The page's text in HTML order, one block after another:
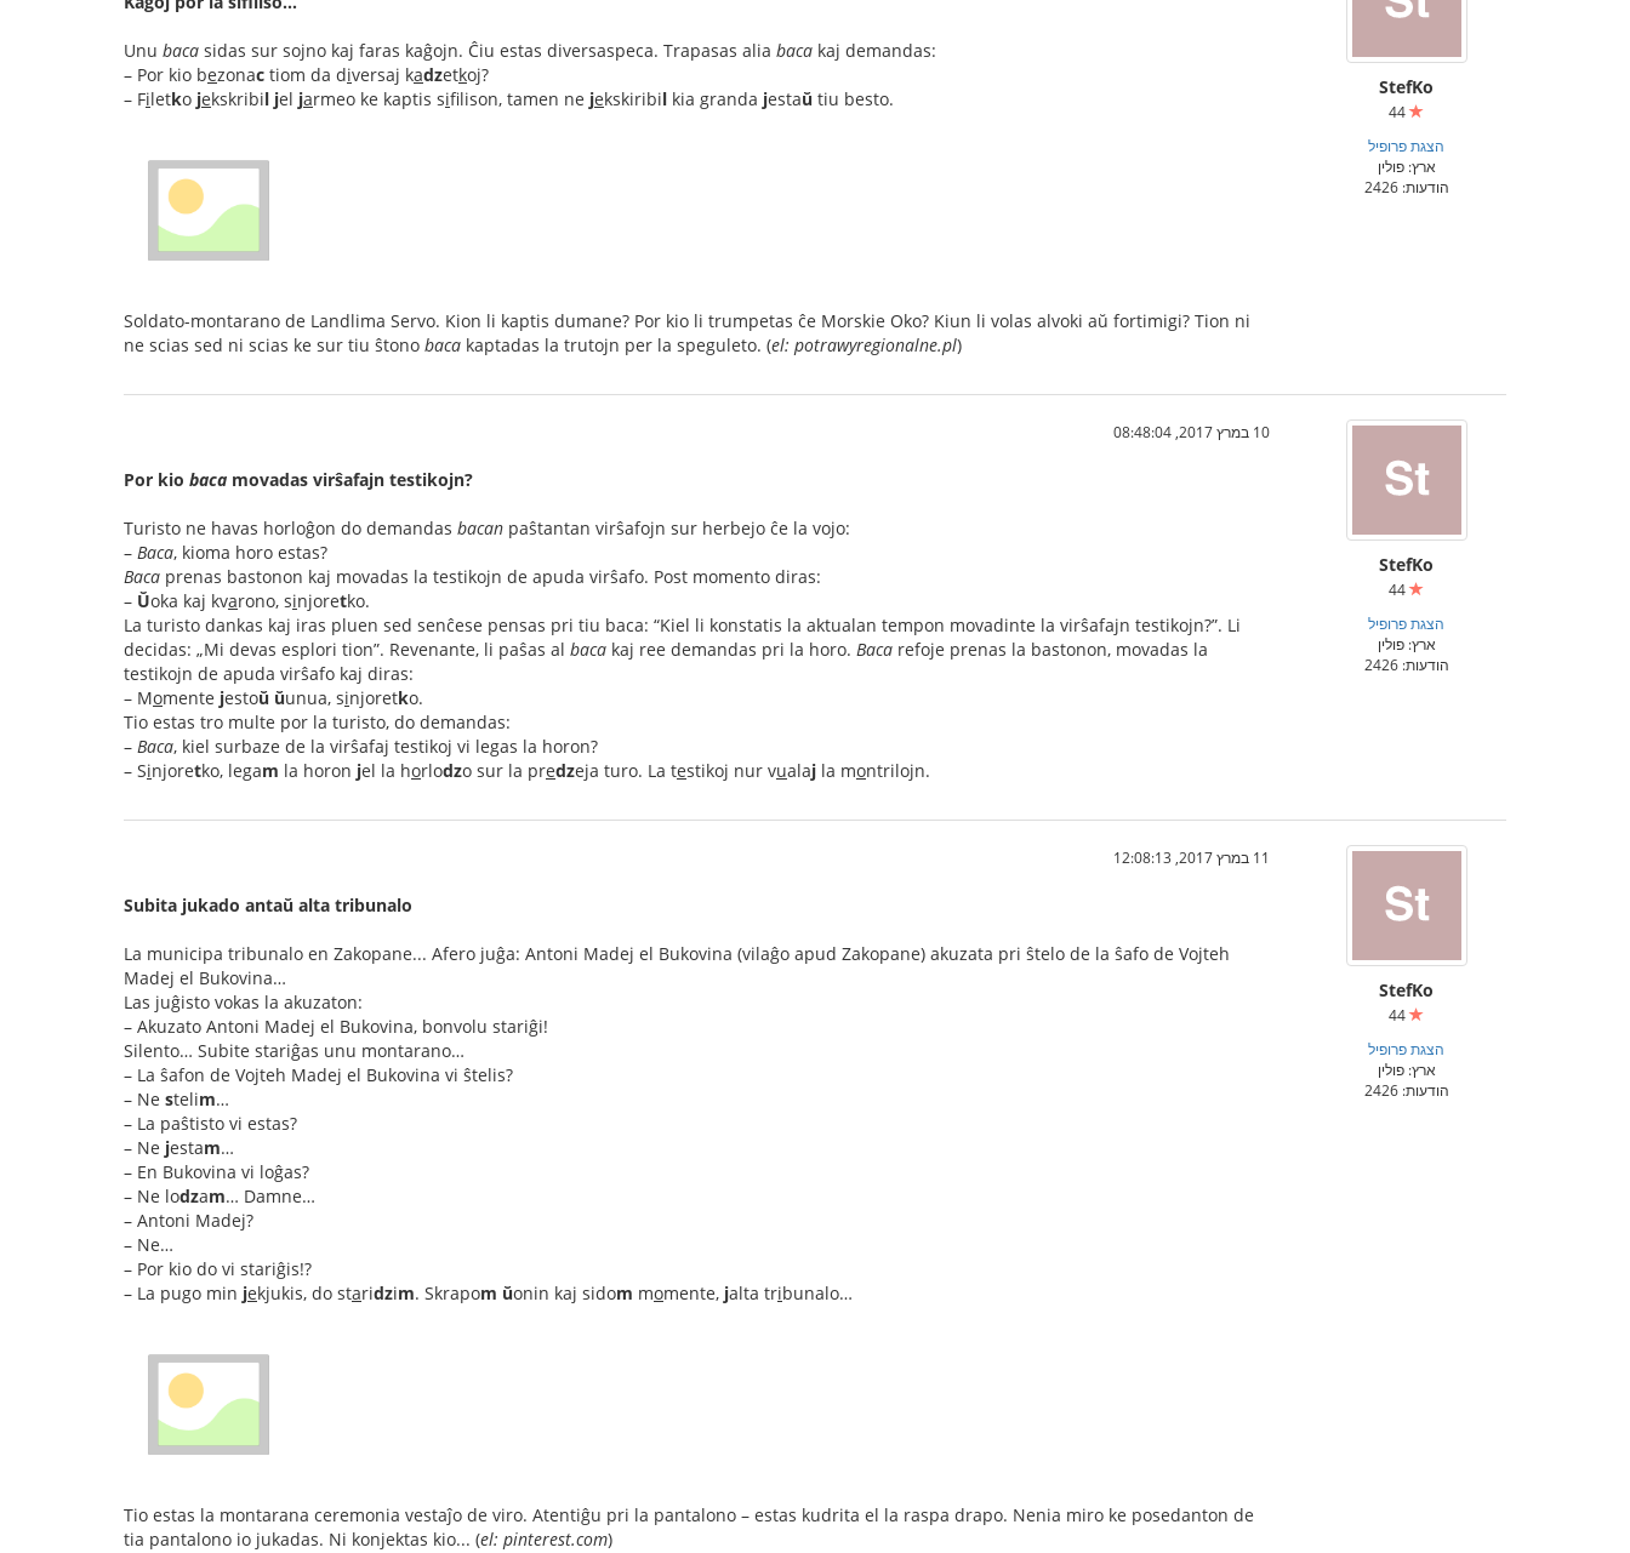
StefKo
הצגת פרופיל
ארץ: פולין
הודעות: 2426
Unu baca sidas sur sojno kaj faras kaĝojn. Ĉiu estas diversaspeca. Trapasas alia baca kaj demandas:
– Por kio bezonac tiom da diversaj kadzetkoj?
– Filetko jekskribil jel jarmeo ke kaptis sifilison, tamen ne jekskiribil kia granda jestaŭ tiu besto.
Soldato-montarano de Landlima Servo. Kion li kaptis dumane? Por kio li trumpetas ĉe Morskie Oko? Kiun li volas alvoki aŭ fortimigi? Tion ni
ne scias sed ni scias ke sur tiu ŝtono baca kaptadas la trutojn per la speguleto. (el: potrawyregionalne.pl)
StefKo
הצגת פרופיל
ארץ: פולין
הודעות: 2426
10 במרץ 2017, 08:48:04
Por kio baca movadas virŝafajn testikojn?
Turisto ne havas horloĝon do demandas bacan paŝtantan virŝafojn sur herbejo ĉe la vojo:
– Baca, kioma horo estas?
Baca prenas bastonon kaj movadas la testikojn de apuda virŝafo. Post momento diras:
– Ŭoka kaj kvarono, sinjoretko.
La turisto dankas kaj iras pluen sed senĉese pensas pri tiu baca: “Kiel li konstatis la aktualan tempon movadinte la virŝafajn testikojn?”. Li
decidas: „Mi devas esplori tion”. Revenante, li paŝas al baca kaj ree demandas pri la horo. Baca refoje prenas la bastonon, movadas la
testikojn de apuda virŝafo kaj diras:
– Momente jestoŭ ŭunua, sinjoretko.
Tio estas tro multe por la turisto, do demandas:
– Baca, kiel surbaze de la virŝafaj testikoj vi legas la horon?
– Sinjoretko, legam la horon jel la horlodzo sur la predzeja turo. La testikoj nur vualaj la montrilojn.
StefKo
הצגת פרופיל
ארץ: פולין
הודעות: 2426
11 במרץ 2017, 12:08:13
Subita jukado antaŭ alta tribunalo
La municipa tribunalo en Zakopane... Afero juĝa: Antoni Madej el Bukovina (vilaĝo apud Zakopane) akuzata pri ŝtelo de la ŝafo de Vojteh
Madej el Bukovina…
Las juĝisto vokas la akuzaton:
– Akuzato Antoni Madej el Bukovina, bonvolu stariĝi!
Silento… Subite stariĝas unu montarano…
– La ŝafon de Vojteh Madej el Bukovina vi ŝtelis?
– Ne stelim…
– La paŝtisto vi estas?
– Ne jestam…
– En Bukovina vi loĝas?
– Ne lodzam… Damne…
– Antoni Madej?
– Ne…
– Por kio do vi stariĝis!?
– La pugo min jekjukis, do staridzim. Skrapom ŭonin kaj sidom momente, jalta tribunalo…
Tio estas la montarana ceremonia vestaĵo de viro. Atentiĝu pri la pantalono – estas kudrita el la raspa drapo. Nenia miro ke posedanton de
tia pantalono io jukadas. Ni konjektas kio... (el: pinterest.com)